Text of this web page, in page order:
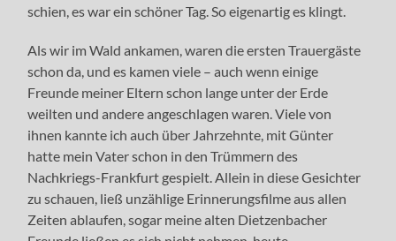
schien, es war ein schöner Tag. So eigenartig es klingt.
Als wir im Wald ankamen, waren die ersten Trauergäste
schon da, und es kamen viele – auch wenn einige
Freunde meiner Eltern schon lange unter der Erde
weilten und andere angeschlagen waren. Viele von
ihnen kannte ich auch über Jahrzehnte, mit Günter
hatte mein Vater schon in den Trümmern des
Nachkriegs-Frankfurt gespielt. Allein in diese Gesichter
zu schauen, ließ unzählige Erinnerungsfilme aus allen
Zeiten ablaufen, sogar meine alten Dietzenbacher